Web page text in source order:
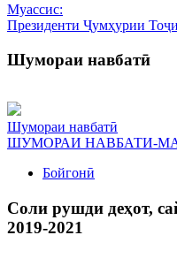
Муассис:
Президенти Ҷумҳурии
Шумораи навбатӣ
Шумораи навбатӣ
ШУМОРАИ НАВБАТИ-
Бойгонӣ
Соли рушди деҳот,
2019-2021